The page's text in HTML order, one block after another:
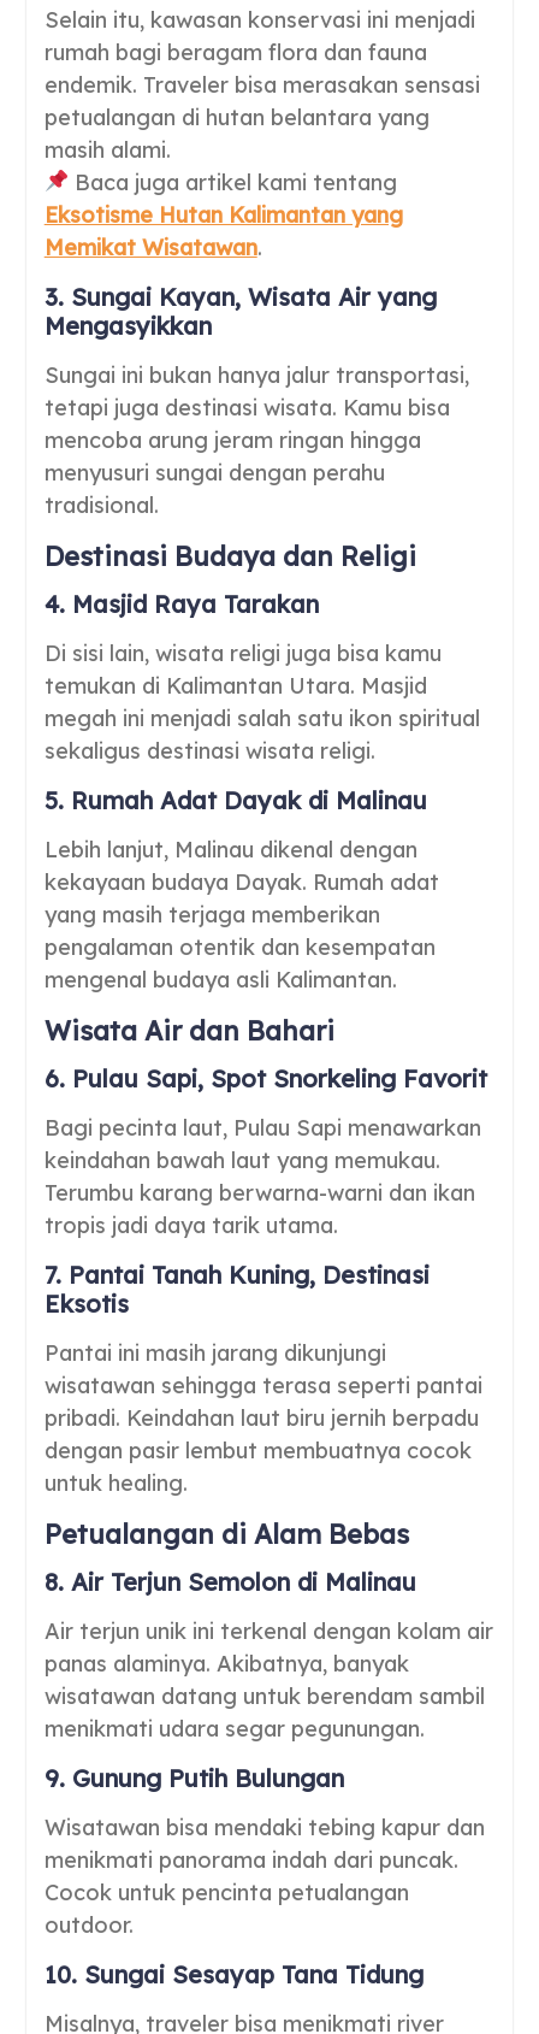
Selain itu, kawasan konservasi ini menjadi
rumah bagi beragam flora dan fauna
endemik. Traveler bisa merasakan sensasi
petualangan di hutan belantara yang
masih alami.
Baca juga artikel kami tentang
Eksotisme Hutan Kalimantan yang
Memikat Wisatawan.
3. Sungai Kayan, Wisata Air yang
Mengasyikkan
Sungai ini bukan hanya jalur transportasi,
tetapi juga destinasi wisata. Kamu bisa
mencoba arung jeram ringan hingga
menyusuri sungai dengan perahu
tradisional.
Destinasi Budaya dan Religi
4. Masjid Raya Tarakan
Di sisi lain, wisata religi juga bisa kamu
temukan di Kalimantan Utara. Masjid
megah ini menjadi salah satu ikon spiritual
sekaligus destinasi wisata religi.
5. Rumah Adat Dayak di Malinau
Lebih lanjut, Malinau dikenal dengan
kekayaan budaya Dayak. Rumah adat
yang masih terjaga memberikan
pengalaman otentik dan kesempatan
mengenal budaya asli Kalimantan.
Wisata Air dan Bahari
6. Pulau Sapi, Spot Snorkeling Favorit
Bagi pecinta laut, Pulau Sapi menawarkan
keindahan bawah laut yang memukau.
Terumbu karang berwarna-warni dan ikan
tropis jadi daya tarik utama.
7. Pantai Tanah Kuning, Destinasi
Eksotis
Pantai ini masih jarang dikunjungi
wisatawan sehingga terasa seperti pantai
pribadi. Keindahan laut biru jernih berpadu
dengan pasir lembut membuatnya cocok
untuk healing.
Petualangan di Alam Bebas
8. Air Terjun Semolon di Malinau
Air terjun unik ini terkenal dengan kolam air
panas alaminya. Akibatnya, banyak
wisatawan datang untuk berendam sambil
menikmati udara segar pegunungan.
9. Gunung Putih Bulungan
Wisatawan bisa mendaki tebing kapur dan
menikmati panorama indah dari puncak.
Cocok untuk pencinta petualangan
outdoor.
10. Sungai Sesayap Tana Tidung
Misalnya, traveler bisa menikmati river